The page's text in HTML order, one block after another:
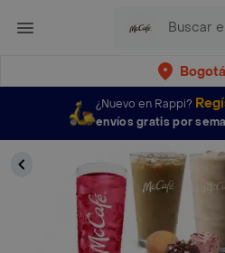
Bogotá
¿Nuevo en Rappi?
envíos gratis por